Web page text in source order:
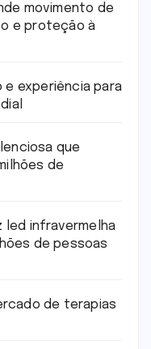
movimento de
e proteção à
e experiência para
que
de
led infravermelha
de pessoas
de terapias